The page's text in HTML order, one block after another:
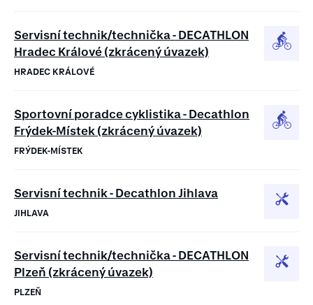
Servisní technik/technička - DECATHLON
Hradec Králové (zkrácený úvazek)
HRADEC KRÁLOVÉ
Sportovní poradce cyklistika - Decathlon
Frýdek-Místek (zkrácený úvazek)
FRÝDEK-MÍSTEK
Servisní technik - Decathlon Jihlava
JIHLAVA
Servisní technik/technička - DECATHLON
Plzeň (zkrácený úvazek)
PLZEŇ